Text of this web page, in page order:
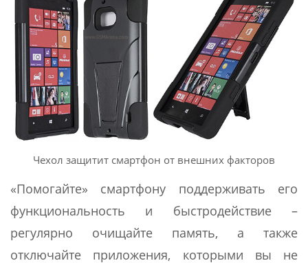
Чехол защитит смартфон от внешних факторов
«Помогайте» смартфону поддерживать его
функциональность и быстродействие –
регулярно очищайте память, а также
отключайте приложения, которыми вы не